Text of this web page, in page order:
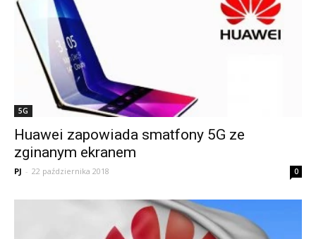
5G
Huawei zapowiada smatfony 5G ze
zginanym ekranem
PJ - 22 października 2018 0